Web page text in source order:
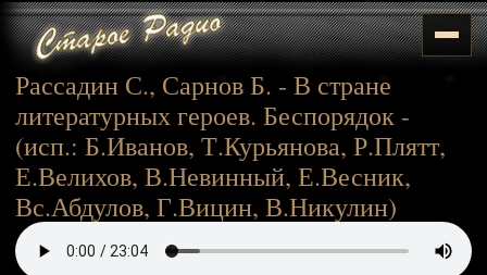
Рассадин С., Сарнов Б. - В стране
литературных героев. Беспорядок -
(исп.: Б.Иванов, Т.Курьянова, Р.Плятт,
Е.Велихов, В.Невинный, Е.Весник,
Вс.Абдулов, Г.Вицин, В.Никулин)